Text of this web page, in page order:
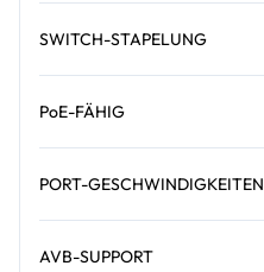
SWITCH-STAPELUNG
PoE-FÄHIG
PORT-GESCHWINDIGKEITEN
AVB-SUPPORT